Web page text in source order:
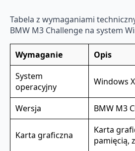
Tabela z wymaganiami
BMW M3 Challenge na system
Wymaganie
Opis
System
operacyjny
Windows
Wersja BMW M3
Karta graficzna
Karta
pamięcią,